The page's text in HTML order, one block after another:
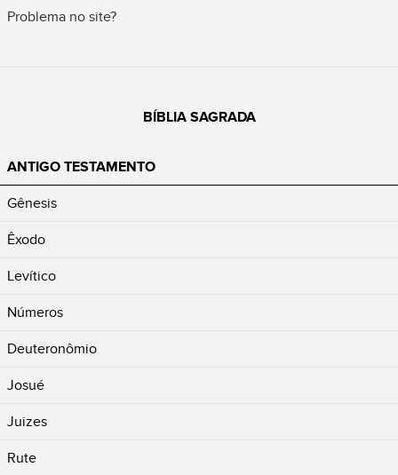
Problema no site?
BÍBLIA SAGRADA
ANTIGO TESTAMENTO
Gênesis
Êxodo
Levítico
Números
Deuteronômio
Josué
Juizes
Rute